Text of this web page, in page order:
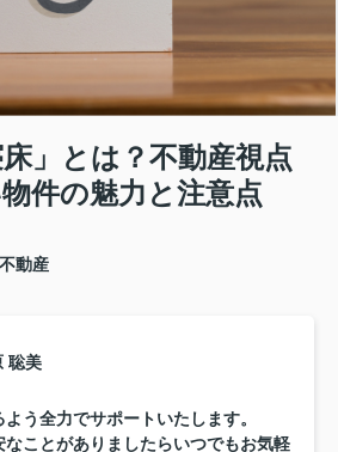
床」とは？不動産視点
件の魅力と注意点
動産
聡美
う全力でサポートいたします。
ことがありましたらいつでもお気軽